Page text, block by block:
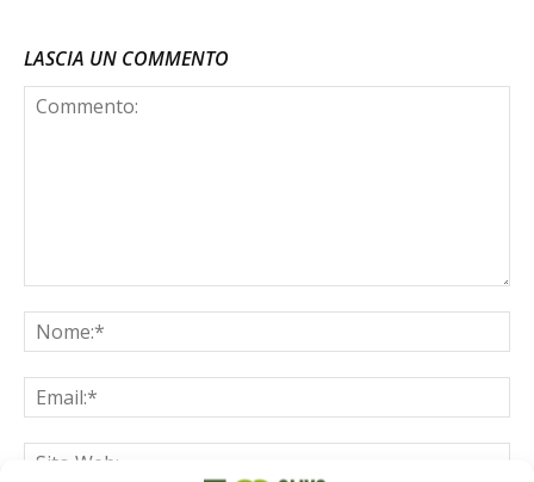
LASCIA UN COMMENTO